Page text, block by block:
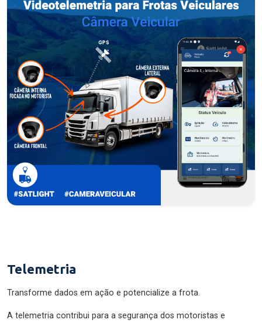
Telemetria
Transforme dados em ação e potencialize a frota.
A telemetria contribui para a segurança dos motoristas e